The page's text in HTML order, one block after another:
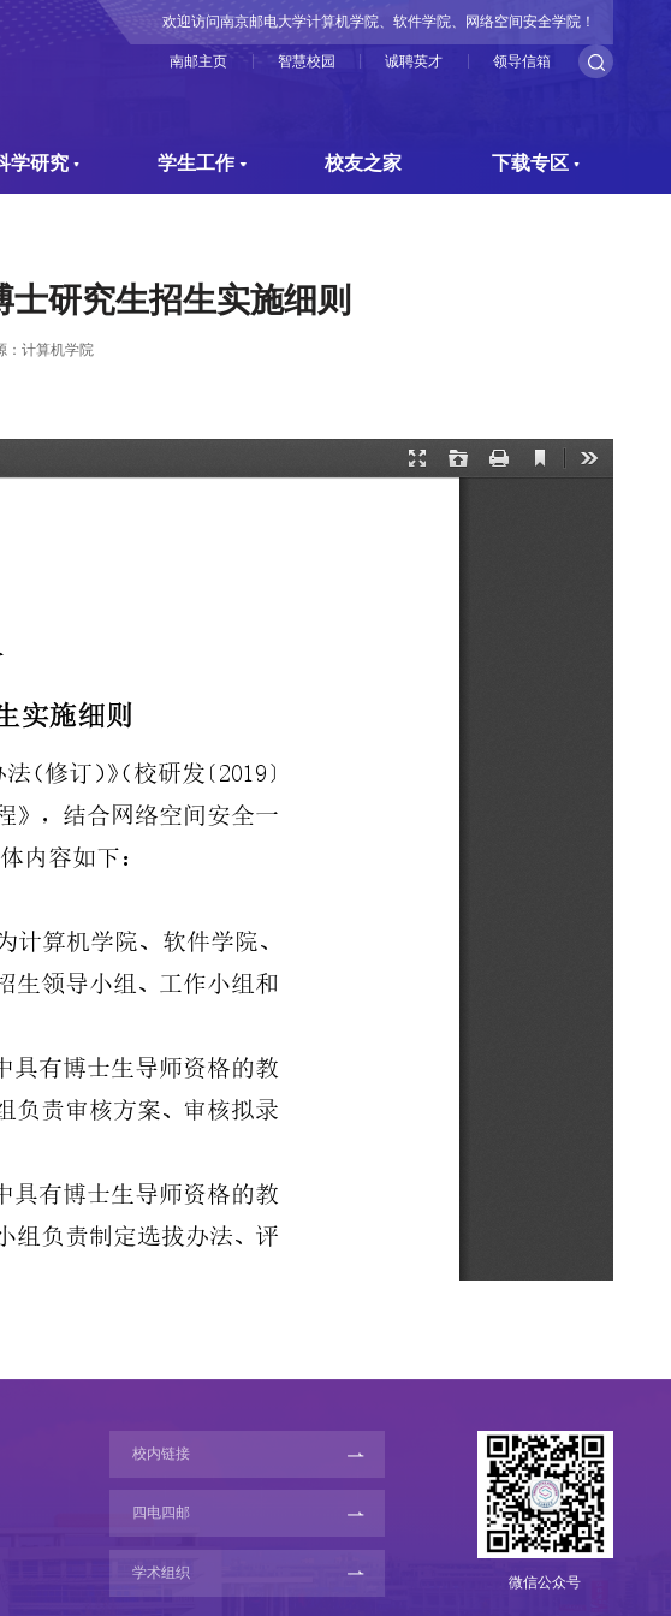
欢迎访问南京邮电大学计算机学院、软件学院、网络空间安全学院！
南邮主页 智慧校园 诚聘英才 领导信箱
学研究 学生工作 校友之家 下载专区
研究生招生实施细则
：计算机学院
校内链接
四电四邮
学术组织
微信公众号